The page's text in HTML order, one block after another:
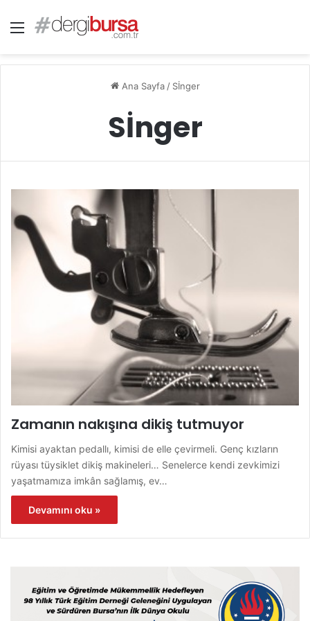
Menü
Ana Sayfa / Sİnger
Sİnger
Zamanın nakışına dikiş tutmuyor
Kimisi ayaktan pedallı, kimisi de elle çevirmeli. Genç kızların
rüyası tüysiklet dikiş makineleri… Senelerce kendi zevkimizi
yaşatmamıza imkân sağlamış, ev…
Devamını oku »